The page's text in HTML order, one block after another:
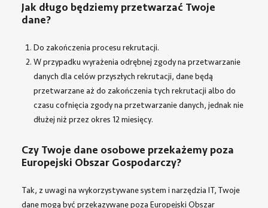
Jak długo będziemy przetwarzać Twoje
dane?
Do zakończenia procesu rekrutacji.
W przypadku wyrażenia odrębnej zgody na przetwarzanie
danych dla celów przyszłych rekrutacji, dane będą
przetwarzane aż do zakończenia tych rekrutacji albo do
czasu cofnięcia zgody na przetwarzanie danych, jednak nie
dłużej niż przez okres 12 miesięcy.
Czy Twoje dane osobowe przekażemy poza
Europejski Obszar Gospodarczy?
Tak, z uwagi na wykorzystywane system i narzędzia IT, Twoje
dane mogą być przekazywane poza Europejski Obszar